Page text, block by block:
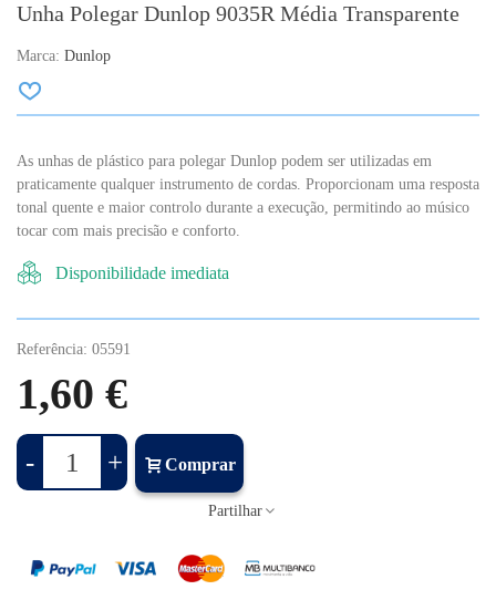
Unha Polegar Dunlop 9035R Média Transparente
Marca: Dunlop
As unhas de plástico para polegar Dunlop podem ser utilizadas em
praticamente qualquer instrumento de cordas. Proporcionam uma resposta
tonal quente e maior controlo durante a execução, permitindo ao músico
tocar com mais precisão e conforto.
Disponibilidade imediata
Referência: 05591
1,60 €
- + Comprar
Partilhar